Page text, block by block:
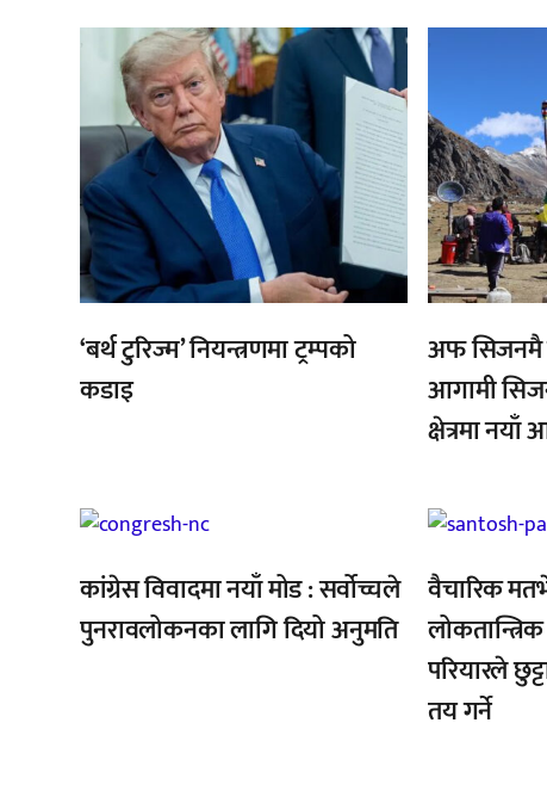
‘बर्थ टुरिज्म’ नियन्त्रणमा ट्रम्पको
कडाइ
अफ सिजनमै
आगामी
क्षेत्रमा नयाँ
,
कांग्रेस विवादमा नयाँ मोड : सर्वोच्चले
पुनरावलोकनका लागि दियो अनुमति
,
वैचारिक
परियारले
तय गर्ने